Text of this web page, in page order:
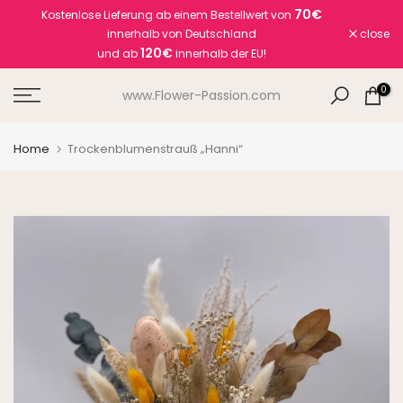
Kostenlose Lieferung ab einem Bestellwert von 70€
innerhalb von Deutschland
und ab120€innerhalb der EU!
close
www.Flower-Passion.com 0
Home Trockenblumenstrauß „Hanni“